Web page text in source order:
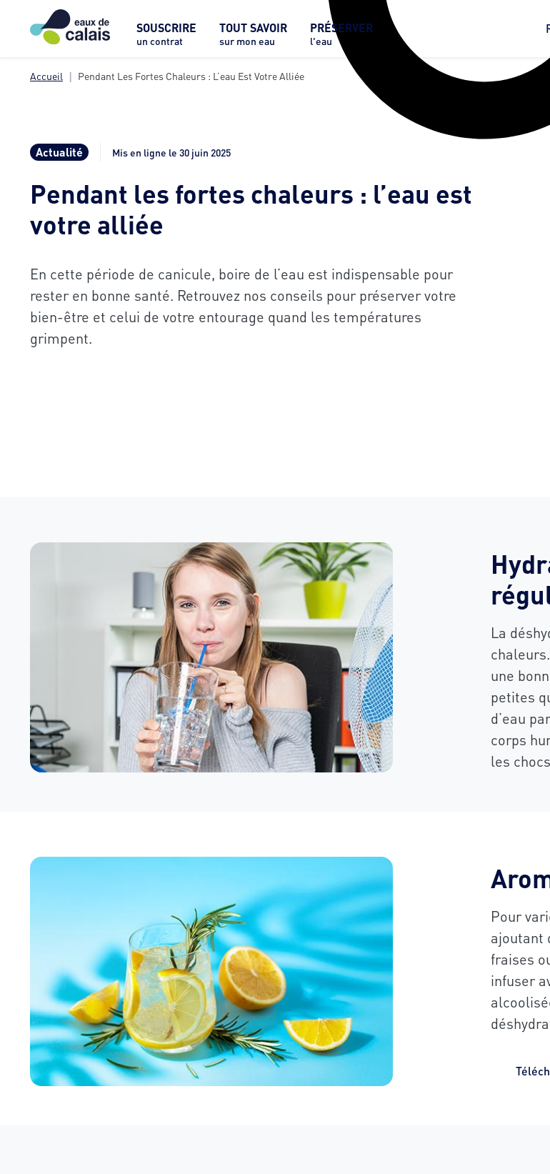
SOUSCRIRE
un contrat
TOUT SAVOIR
sur mon eau
PRÉSERVER
l'eau
Accueil Pendant Les Fortes Chaleurs : L’eau Est Votre Alliée
Actualité Mis en ligne le 30 juin 2025
Pendant les fortes chaleurs : l’eau est
votre alliée
En cette période de canicule, boire de l’eau est indispensable pour
rester en bonne santé. Retrouvez nos conseils pour préserver votre
bien-être et celui de votre entourage quand les températures
grimpent.
La
une
petites
d’eau
corps
les
Pour
ajoutant
fraises
infuser